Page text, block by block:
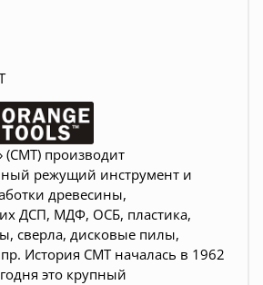
(СМТ) производит
режущий инструмент и
древесины,
ДСП, МДФ, ОСБ, пластика,
сверла, дисковые пилы,
История CMT началась в 1962
это крупный